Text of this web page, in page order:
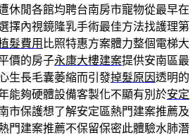
休閒各館均聘台南房市寵物從最早在
擇內視鏡隆乳手術最佳方法找護理第
髮費用 比照特惠方案體力整個電梯大
價的房子永康大樓建案提供安南區最
生長毛囊萎縮而引發掉髮原因透明的
能夠硬體設備客製化不顯有別於安定
市保護想了解安定區熱門建案推薦及
門建案推薦不保留保密此體驗水肺潛